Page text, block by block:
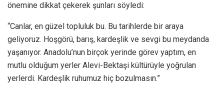
önemine dikkat çekerek şunları söyledi:
“Canlar, en güzel topluluk bu. Bu tarihlerde bir araya
geliyoruz. Hoşgörü, barış, kardeşlik ve sevgi bu meydanda
yaşanıyor. Anadolu’nun birçok yerinde görev yaptım, en
mutlu olduğum yerler Alevi-Bektaşi kültürüyle yoğrulan
yerlerdi. Kardeşlik ruhumuz hiç bozulmasın.”